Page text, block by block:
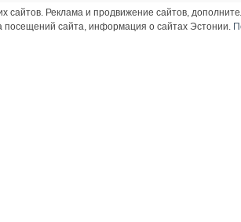
сайтов. Реклама и продвижение сайтов,
посещений сайта, информация о сайтах Эстонии.